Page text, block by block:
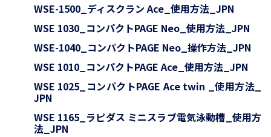
WSE-1500_ディスクラン Ace_使用方法_JPN
WSE 1030_コンパクトPAGE Neo_使用方法_JPN
WSE-1040_コンパクトPAGE Neo_操作方法_JPN
WSE 1010_コンパクトPAGE Ace_使用方法_JPN
WSE 1025_コンパクトPAGE Ace twin _使用方法_
JPN
WSE 1165_ラピダス ミニスラブ電気泳動槽_使用方
法_JPN